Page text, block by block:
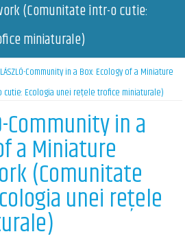
(Comunitate într-o cutie:
miniaturale)
Community in a Box: Ecology of a Miniature
cutie: Ecologia unei rețele trofice miniaturale)
Community in a
a Miniature
(Comunitate
unei rețele